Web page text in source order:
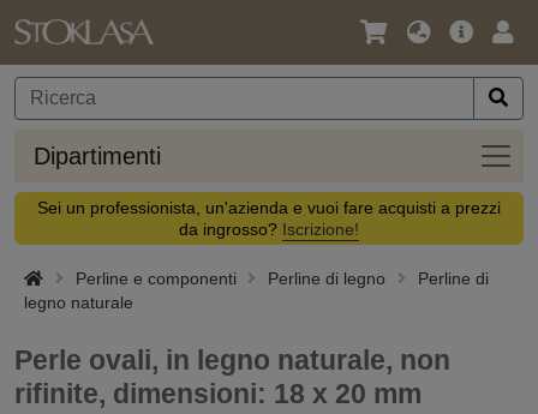
Lingua
Valuta
Offerta
Dipartimenti
Sei un professionista, un'azienda e vuoi fare acquisti a prezzi
da ingrosso? Iscrizione!
Perline e componenti Perline di legno
Perline di
legno naturale
Perle ovali, in legno naturale, non
rifinite, dimensioni: 18 x 20 mm